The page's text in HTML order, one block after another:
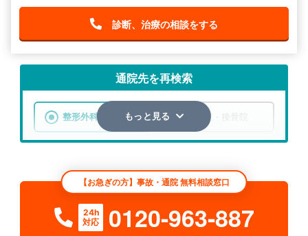
診断、治療の相談をする
通院先を再検索
整形外科 整骨院・接骨院
検索する
詳細条件で絞り込む
もっと見る
【お急ぎの方】事故・通院 無料相談窓口
24h
対応
0120-963-887